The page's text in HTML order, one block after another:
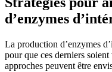
d’enzymes
La production d’enzymes
pour que ces derniers
approches peuvent être